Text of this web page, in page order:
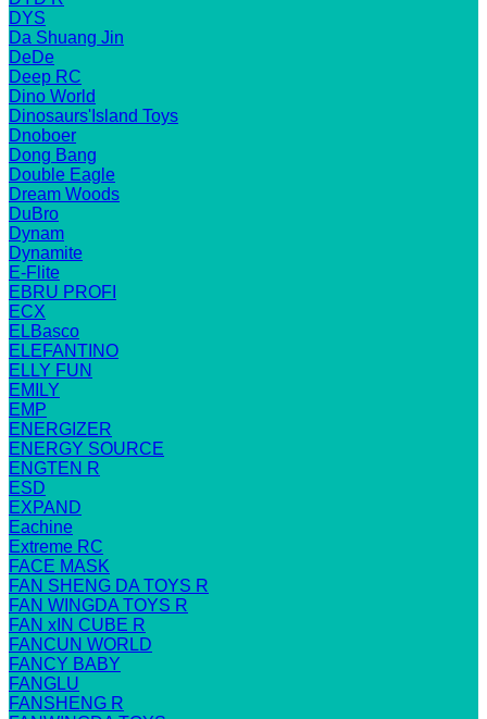
DYS
Da Shuang Jin
DeDe
Deep RC
Dino World
Dinosaurs'Island Toys
Dnoboer
Dong Bang
Double Eagle
Dream Woods
DuBro
Dynam
Dynamite
E-Flite
EBRU PROFI
ECX
ELBasco
ELEFANTINO
ELLY FUN
EMILY
EMP
ENERGIZER
ENERGY SOURCE
ENGTEN R
ESD
EXPAND
Eachine
Extreme RC
FACE MASK
FAN SHENG DA TOYS R
FAN WINGDA TOYS R
FAN xIN CUBE R
FANCUN WORLD
FANCY BABY
FANGLU
FANSHENG R